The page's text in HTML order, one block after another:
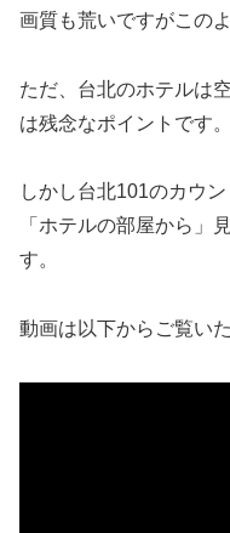
画質も荒いですがこの
ただ、台北のホテルは
は残念なポイントです。
しかし台北101のカウ
「ホテルの部屋から」
す。
動画は以下からご覧い